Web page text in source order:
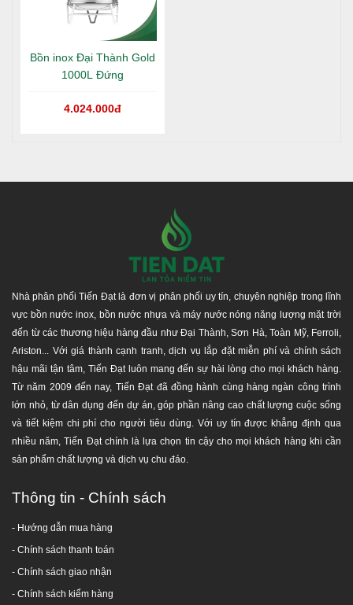
Bồn inox Đại Thành Gold
1000L Đứng
4.024.000đ
Nhà phân phối Tiến Đạt là đơn vị phân phối uy tín, chuyên nghiệp trong lĩnh
vực bồn nước inox, bồn nước nhựa và máy nước nóng năng lượng mặt trời
đến từ các thương hiệu hàng đầu như Đại Thành, Sơn Hà, Toàn Mỹ, Ferroli,
Ariston... Với giá thành cạnh tranh, dịch vụ lắp đặt miễn phí và chính sách
hậu mãi tận tâm, Tiến Đạt luôn mang đến sự hài lòng cho mọi khách hàng.
Từ năm 2009 đến nay, Tiến Đạt đã đồng hành cùng hàng ngàn công trình
lớn nhỏ, từ dân dụng đến dự án, góp phần nâng cao chất lượng cuộc sống
và tiết kiệm chi phí cho người tiêu dùng. Với uy tín được khẳng định qua
nhiều năm, Tiến Đạt chính là lựa chọn tin cậy cho mọi khách hàng khi cần
sản phẩm chất lượng và dịch vụ chu đáo.
Thông tin - Chính sách
- Hướng dẫn mua hàng
- Chính sách thanh toán
- Chính sách giao nhận
- Chính sách kiểm hàng